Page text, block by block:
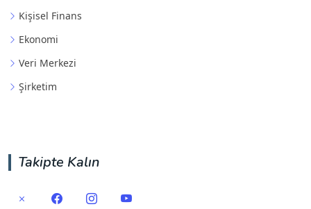
Kişisel Finans
Ekonomi
Veri Merkezi
Şirketim
Takipte Kalın